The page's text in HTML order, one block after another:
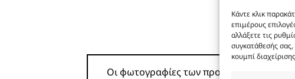
Κάντε κλικ
επιμέρους
αλλάξετε τις
συγκατάθεσής σας,
κουμπί
Οι φωτογραφίες των προϊόντων είναι